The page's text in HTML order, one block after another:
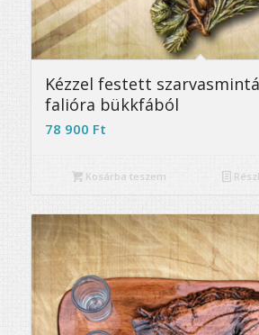
Kézzel festett
falióra bükkfából
78 900 Ft
Kosárba teszem